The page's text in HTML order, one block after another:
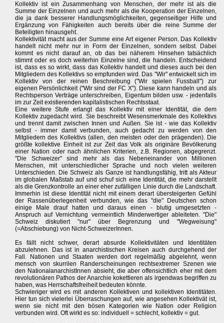
Kollektiv ist ein Zusammenhang von Menschen, der mehr ist als die
Summe der Einzelnen und auch mehr als die Kooperation der Einzelnen,
die ja dank besserer Handlungsmöglichkeiten, gegenseitiger Hilfe und
Ergänzung von Fähigkeiten auch bereits über die reine Summe der
Beteiligten hinausgeht.
Kollektivität macht aus der Summe eine Art eigener Person. Das Kollektiv
handelt nicht mehr nur in Form der Einzelnen, sondern selbst. Dabei
kommt es nicht darauf an, ob das bei näherem Hinsehen tatsächlich
stimmt oder es doch weiterhin Einzelne sind, die handeln. Entscheidend
ist, dass es so wirkt, dass das Kollektiv handelt und dieses auch bei den
Mitgliedern des Kollektivs so empfunden wird. Das "Wir" entwickelt sich im
Kollektiv von der reinen Beschreibung ("Wir spielen Fussball") zur
eigenen Persönlichkeit ("Wir sind der FC X"). Diese kann handeln und als
Rechtsperson Verträge unterschreiben, Eigentum bilden usw. - jedenfalls
im zur Zeit existierenden kapitalistischen Rechtsstaat.
Eine weitere Stufe erlangt das Kollektiv mit einer Identität, die dem
Kollektiv zugedacht wird. Sie beschreibt Wesensmerkmale des Kollektivs
und trennt damit zwischen Innen und Außen. Sie ist - wie das Kollektiv
selbst - immer damit verbunden, auch gedacht zu werden von den
Mitgliedern des Kollektivs (allen, den meisten oder den prägenden). Die
größte kollektive Einheit ist zur Zeit das Volk als originäre Bevölkerung
einer Nation oder nach ähnlichen Kriterien, z.B. Regionen, abgegrenzt.
"Die Schweizer" sind mehr als das Nebeneinander von Millionen
Menschen, mit unterschiedlicher Sprache und noch vielen weiteren
Unterschieden. Die Schweiz als Ganze ist handlungsfähig, tritt als Akteur
im globalen Maßstab auf und schuf sich eine Identität, die mehr darstellt
als die Grenzkontrolle an einer eher zufälligen Linie durch die Landschaft.
Immerhin ist diese Identität nicht mit einem derart übersteigerten Gefühl
der Rassenüberlegenheit verbunden, wie das "die" Deutschen schon
einige Male drauf hatten und daraus einen - blutig umgesetzten -
Anspruch auf Vernichtung vermeintlich Minderwertiger ableiteten. "Die"
Schweiz diskutiert "nur" über Begrenzung und "Wegweisung"
(=Abschiebung) von Nicht-SchweizerInnen.
Es fällt nicht schwer, derart absurde Kollektivitäten und Identitäten
abzulehnen. Das ist in anarchistischen Kreisen auch durchgehend der
Fall. Nationen und Staaten werden dort regelmäßig abgelehnt, wenn
mensch von skurrilen Randerscheinungen rechtsextremer Szenen wie
den NationalanarchistInnen absieht, die aber offensichtlich eher mit dem
revolutionären Pathos der Anarchie kokettieren als irgendwas begriffen zu
haben, was Herrschaftsfreiheit bedeuten könnte.
Schwieriger wird es mit anderen Kollektiven und kollektiven Identitäten.
Hier tun sich vielerlei Überraschungen auf, wie angesehen Kollektivät ist,
wenn sie nicht mit den bösen Kategorien wie Nation oder Religion
verbunden wird. Oft wirkt es so: individuell = schlecht, kollektiv = gut.